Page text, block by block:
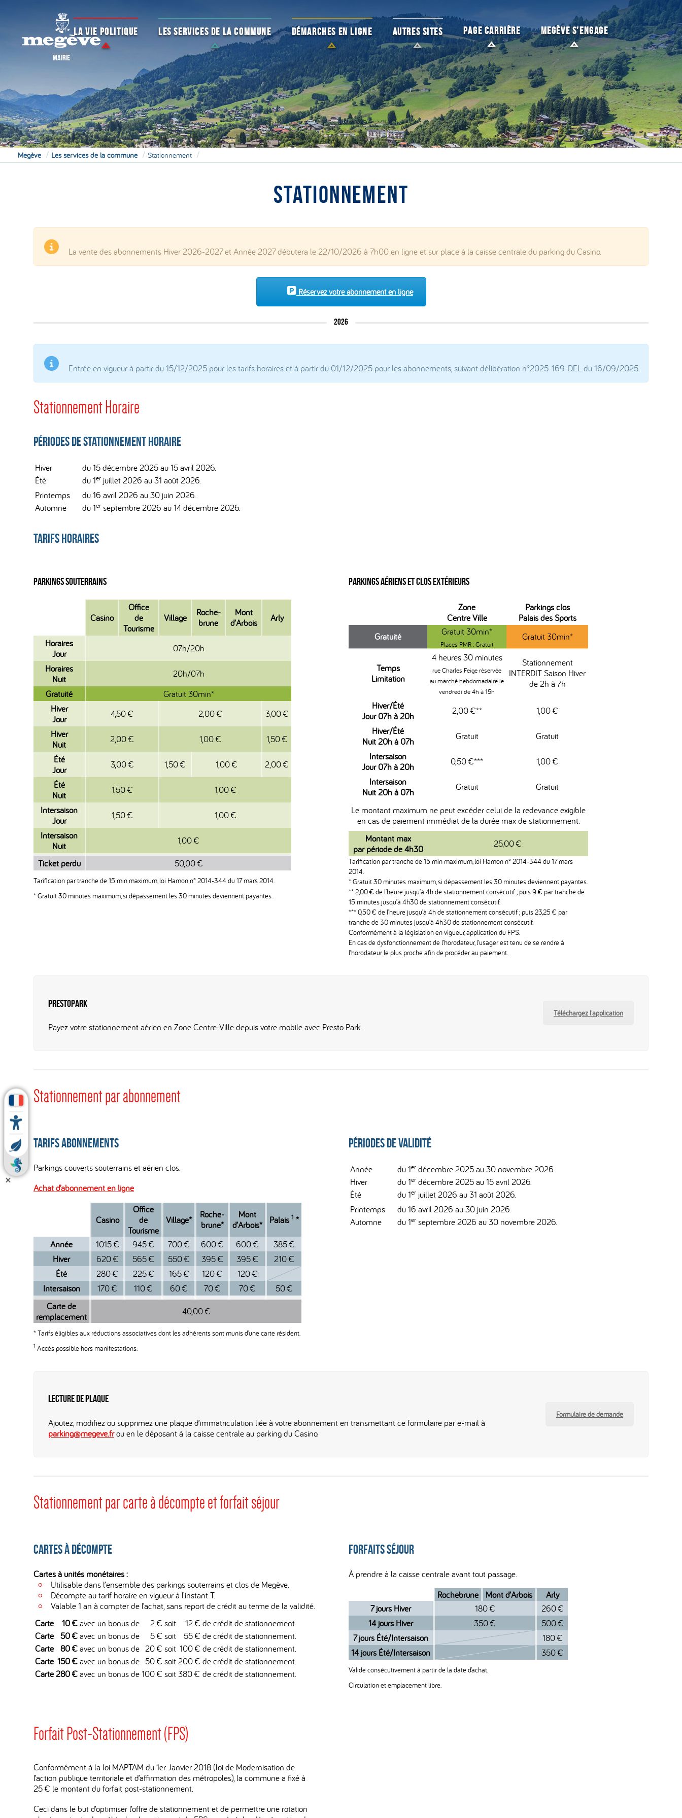
MAIRIE
LA VIE POLITIQUE LES SERVICES DE LA COMMUNE DÉMARCHES EN LIGNE AUTRES SITES PAGE CARRIÈRE MEGÈVE S’ENGAGE
Megève Les services de la commune Stationnement
STATIONNEMENT
La vente des abonnements Hiver 2026-2027 et Année 2027 débutera le 22/10/2026 à 7h00 en ligne et sur place à la caisse centrale du parking du Casino.
Réservez votre abonnement en ligne
2026
Entrée en vigueur à partir du 15/12/2025 pour les tarifs horaires et à partir du 01/12/2025 pour les abonnements, suivant délibération n°2025-169-DEL du 16/09/2025.
Stationnement Horaire
Périodes de stationnement horaire
Hiver
du 15 décembre 2025 au 15 avril 2026.
Été
du 1er juillet 2026 au 31 août 2026.
Printemps
du 16 avril 2026 au 30 juin 2026.
Automne
du 1er septembre 2026 au 14 décembre 2026.
Tarifs Horaires
Parkings Souterrains
Tarification par tranche de 15 min maximum, loi Hamon n° 2014-344 du 17 mars 2014.
* Gratuit 30 minutes maximum, si dépassement les 30 minutes deviennent payantes.
Casino
Office
de
Tourisme
Village
Roche-
brune
Mont
d’Arbois
Arly
Horaires
Jour
07h/20h
Horaires
Nuit
20h/07h
Gratuité
Gratuit 30min*
Hiver
Jour
4,50 € 2,00 €
3,00 €
Hiver
Nuit
2,00 € 1,00 €
1,50 €
Été
Jour
3,00 € 1,50 € 1,00 €
2,00 €
Été
Nuit
1,50 €
1,00 €
Intersaison
Jour
1,50 €
1,00 €
Intersaison
Nuit
1,00 €
Ticket perdu 50,00 €
Parkings Aériens et Clos Extérieurs
Tarification par tranche de 15 min maximum, loi Hamon n° 2014-344 du 17 mars
2014.
* Gratuit 30 minutes maximum, si dépassement les 30 minutes deviennent payantes.
** 2,00 € de l’heure jusqu’à 4h de stationnement consécutif ; puis 9 € par tranche de
15 minutes jusqu’à 4h30 de stationnement consécutif.
*** 0,50 € de l’heure jusqu’à 4h de stationnement consécutif ; puis 23,25 € par
tranche de 30 minutes jusqu’à 4h30 de stationnement consécutif.
Conformément à la législation en vigueur, application du FPS.
En cas de dysfonctionnement de l’horodateur, l’usager est tenu de se rendre à
l’horodateur le plus proche afin de procéder au paiement.
Zone
Centre Ville
Parkings clos
Palais des Sports
Gratuité
Gratuit 30min*
Places PMR : Gratuit
Gratuit 30min*
Temps
Limitation
4 heures 30 minutes
rue Charles Feige réservée
au marché hebdomadaire le
vendredi de 4h à 15h
Stationnement
INTERDIT Saison Hiver
de 2h à 7h
Hiver/Été
Jour 07h à 20h
2,00 €**
1,00 €
Hiver/Été
Nuit 20h à 07h
Gratuit
Gratuit
Intersaison
Jour 07h à 20h
0,50 €***
1,00 €
Intersaison
Nuit 20h à 07h
Gratuit Gratuit
Le montant maximum ne peut excéder celui de la redevance exigible
en cas de paiement immédiat de la durée max de stationnement.
Montant max
par période de 4h30
25,00 €
PrestoPark
Payez votre stationnement aérien en Zone Centre-Ville depuis votre mobile avec Presto Park.
Téléchargez l'application
Stationnement par abonnement
Tarifs abonnements
Parkings couverts souterrains et aérien clos.
Achat d’abonnement en ligne
* Tarifs éligibles aux réductions associatives dont les adhérents sont munis d’une carte résident.
1 Accès possible hors manifestations.
Casino
Office
de
Tourisme
Village*
Roche-
brune*
Mont
d’Arbois*
Palais 1 *
Année 1015 € 945 € 700 € 600 € 600 €
385 €
Hiver
620 € 565 € 550 € 395 € 395 €
210 €
Été
280 € 225 € 165 € 120 €
120 €
Intersaison
170 € 110 € 60 € 70 € 70 €
50 €
Carte de
remplacement
40,00 €
Périodes de validité
Année du 1er décembre 2025 au 30 novembre 2026.
Hiver
du 1er décembre 2025 au 15 avril 2026.
Été
du 1er juillet 2026 au 31 août 2026.
Printemps
du 16 avril 2026 au 30 juin 2026.
Automne
du 1er septembre 2026 au 30 novembre 2026.
Lecture de plaque
Ajoutez, modifiez ou supprimez une plaque d’immatriculation liée à votre abonnement en transmettant ce formulaire par e-mail à
parking@megeve.frou en le déposant à la caisse centrale au parking du Casino.
Formulaire de demande
Stationnement par carte à décompte et forfait séjour
Cartes à décompte
Cartes à unités monétaires :
Utilisable dans l’ensemble des parkings souterrains et clos de Megève.
Décompte au tarif horaire en vigueur à l’instant T.
Valable 1 an à compter de l’achat, sans report de crédit au terme de la validité.
Carte
10 €avec un bonus de 2 € soit 12 € de crédit de stationnement.
Carte
50 €avec un bonus de 5 € soit 55 € de crédit de stationnement.
Carte
80 €avec un bonus de 20 € soit 100 € de crédit de stationnement.
Carte 150 €avec un bonus de 50 € soit 200 € de crédit de stationnement.
Carte280 €avec un bonus de100 € soit380 € de crédit de stationnement.
Forfaits séjour
À prendre à la caisse centrale avant tout passage.
Valide consécutivement à partir de la date d’achat.
Circulation et emplacement libre.
Rochebrune Mont d’Arbois
Arly
7 jours Hiver
180 €
260 €
14 jours Hiver
350 €
500 €
7 jours Été/Intersaison
180 €
14 jours Été/Intersaison
350 €
Forfait Post-Stationnement (FPS)
Conformément à la loi MAPTAM du 1er Janvier 2018 (loi de Modernisation de
l’action publique territoriale et d’affirmation des métropoles), la commune a fixé à
25 € le montant du forfait post-stationnement.
Ceci dans le but d’optimiser l’offre de stationnement et de permettre une rotation